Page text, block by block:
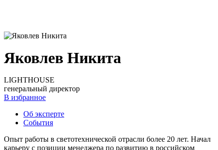
Яковлев Никита
LIGHTHOUSE
генеральный директор
В избранное
Об эксперте
События
Опыт работы в светотехнической отрасли более 20 лет. Начал
карьеру с позиции менеджера по развитию в российском